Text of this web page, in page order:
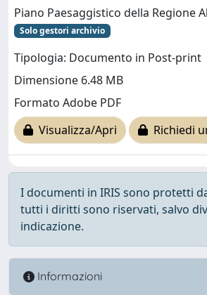
Piano Paesaggistico della Regione
Solo gestori archivio
Tipologia: Documento in Post-print
Dimensione 6.48 MB
Formato Adobe PDF
Visualizza/Apri
Richiedi
I documenti in IRIS sono protetti
tutti i diritti sono riservati, salvo
indicazione.
Informazioni